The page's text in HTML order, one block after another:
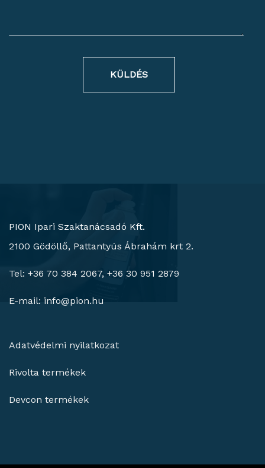
KÜLDÉS
PION Ipari Szaktanácsadó Kft.
2100 Gödöllő, Pattantyús Ábrahám krt 2.
Tel: +36 70 384 2067, +36 30 951 2879
E-mail: info@pion.hu
Adatvédelmi nyilatkozat
Rivolta termékek
Devcon termékek